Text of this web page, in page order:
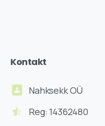
Kontakt
Nahksekk OÜ
Reg: 14362480